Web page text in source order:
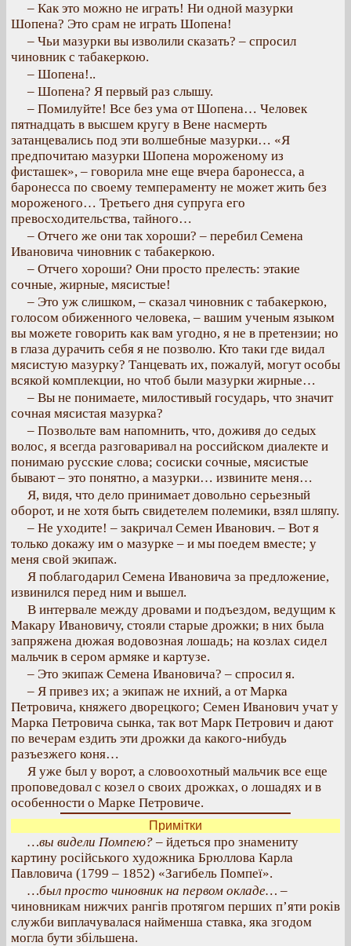
– Как это можно не играть! Ни одной мазурки
Шопена? Это срам не играть Шопена!
– Чьи мазурки вы изволили сказать? – спросил
чиновник с табакеркою.
– Шопена!..
– Шопена? Я первый раз слышу.
– Помилуйте! Все без ума от Шопена… Человек
пятнадцать в высшем кругу в Вене насмерть
затанцевались под эти волшебные мазурки… «Я
предпочитаю мазурки Шопена мороженому из
фисташек», – говорила мне еще вчера баронесса, а
баронесса по своему темпераменту не может жить без
мороженого… Третьего дня супруга его
превосходительства, тайного…
– Отчего же они так хороши? – перебил Семена
Ивановича чиновник с табакеркою.
– Отчего хороши? Они просто прелесть: этакие
сочные, жирные, мясистые!
– Это уж слишком, – сказал чиновник с табакеркою,
голосом обиженного человека, – вашим ученым языком
вы можете говорить как вам угодно, я не в претензии; но
в глаза дурачить себя я не позволю. Кто таки где видал
мясистую мазурку? Танцевать их, пожалуй, могут особы
всякой комплекции, но чтоб были мазурки жирные…
– Вы не понимаете, милостивый государь, что значит
сочная мясистая мазурка?
– Позвольте вам напомнить, что, доживя до седых
волос, я всегда разговаривал на российском диалекте и
понимаю русские слова; сосиски сочные, мясистые
бывают – это понятно, а мазурки… извините меня…
Я, видя, что дело принимает довольно серьезный
оборот, и не хотя быть свидетелем полемики, взял шляпу.
– Не уходите! – закричал Семен Иванович. – Вот я
только докажу им о мазурке – и мы поедем вместе; у
меня свой экипаж.
Я поблагодарил Семена Ивановича за предложение,
извинился перед ним и вышел.
В интервале между дровами и подъездом, ведущим к
Макару Ивановичу, стояли старые дрожки; в них была
запряжена дюжая водовозная лошадь; на козлах сидел
мальчик в сером армяке и картузе.
– Это экипаж Семена Ивановича? – спросил я.
– Я привез их; а экипаж не ихний, а от Марка
Петровича, княжего дворецкого; Семен Иванович учат у
Марка Петровича сынка, так вот Марк Петрович и дают
по вечерам ездить эти дрожки да какого-нибудь
разъезжего коня…
Я уже был у ворот, а словоохотный мальчик все еще
проповедовал с козел о своих дрожках, о лошадях и в
особенности о Марке Петровиче.
Примітки
…вы видели Помпею? – йдеться про знамениту
картину російського художника Брюллова Карла
Павловича (1799 – 1852) «Загибель Помпеї».
…был просто чиновник на первом окладе… –
чиновникам нижчих рангів протягом перших п’яти років
служби виплачувалася найменша ставка, яка згодом
могла бути збільшена.